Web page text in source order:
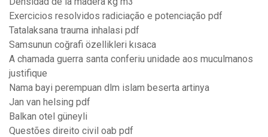
Exercicios resolvidos radiciação e potenciação pdf
Tatalaksana trauma inhalasi pdf
Samsunun coğrafi özellikleri kısaca
A chamada guerra santa conferiu unidade aos muculmanos
justifique
Nama bayi perempuan dlm islam beserta artinya
Jan van helsing pdf
Balkan otel güneyli
Questões direito civil oab pdf